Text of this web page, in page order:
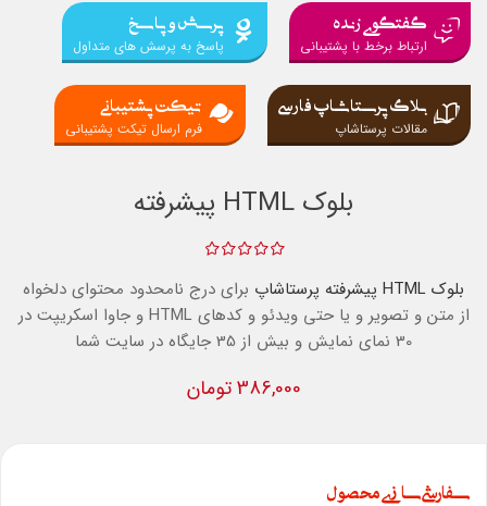
گفتگوی زنده
ارتباط برخط با پشتیبانی
پرسش و پاسخ
پاسخ به پرسش های متداول
بلاگ پرستاشاپ فارسی
مقالات پرستاشاپ
تیکت پشتیبانی
فرم ارسال تیکت پشتیبانی
بلوک HTML پیشرفته
بلوک HTML پیشرفته پرستاشاپ برای درج نامحدود محتوای دلخواه
از متن و تصویر و یا حتی ویدئو و کدهای HTML و جاوا اسکریپت در
30 نمای نمایش و بیش از 35 جایگاه در سایت شما
386,000 تومان
سفارشی سازی محصول